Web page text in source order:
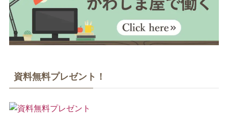
資料無料プレゼント！